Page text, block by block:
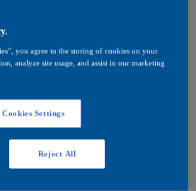
y ceras
de productos
you agree to the storing of cookies on your
analyze site usage, and assist in our marketing
Cookies Settings
Reject All